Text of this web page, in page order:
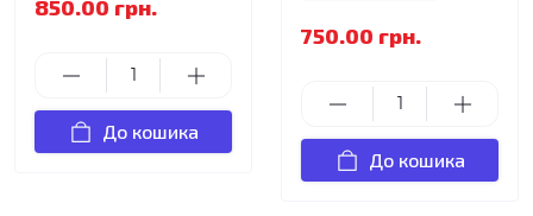
850.00 грн.
До кошика
750.00 грн.
До кошика